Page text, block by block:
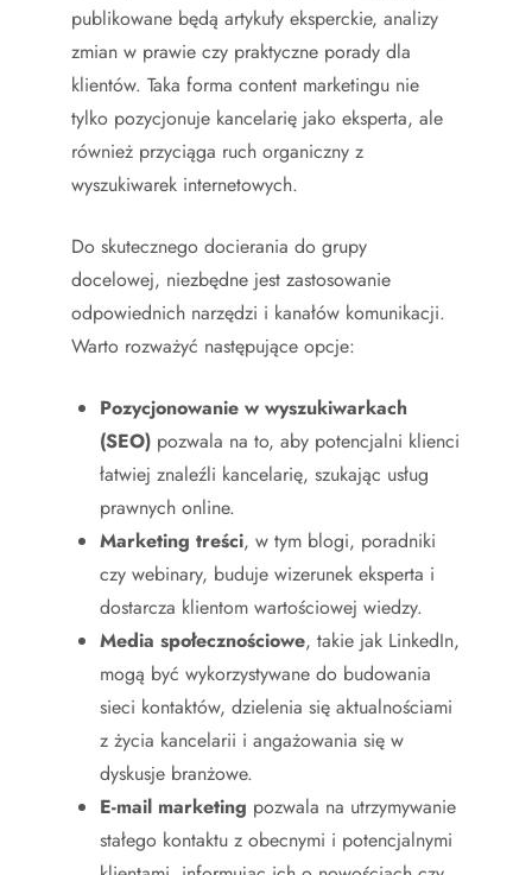
publikowane będą artykuły eksperckie, analizy
zmian w prawie czy praktyczne porady dla
klientów. Taka forma content marketingu nie
tylko pozycjonuje kancelarię jako eksperta, ale
również przyciąga ruch organiczny z
wyszukiwarek internetowych.
Do skutecznego docierania do grupy
docelowej, niezbędne jest zastosowanie
odpowiednich narzędzi i kanałów komunikacji.
Warto rozważyć następujące opcje:
Pozycjonowanie w wyszukiwarkach
(SEO) pozwala na to, aby potencjalni klienci
łatwiej znaleźli kancelarię, szukając usług
prawnych online.
Marketing treści, w tym blogi, poradniki
czy webinary, buduje wizerunek eksperta i
dostarcza klientom wartościowej wiedzy.
Media społecznościowe, takie jak LinkedIn,
mogą być wykorzystywane do budowania
sieci kontaktów, dzielenia się aktualnościami
z życia kancelarii i angażowania się w
dyskusje branżowe.
E-mail marketing pozwala na utrzymywanie
stałego kontaktu z obecnymi i potencjalnymi